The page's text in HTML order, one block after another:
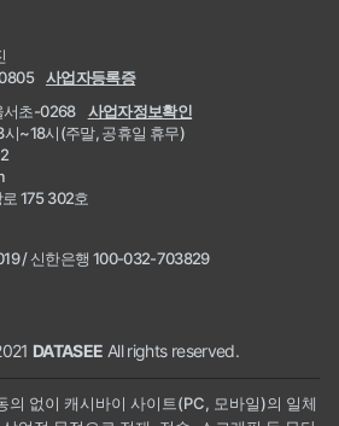
사업자등록증
서초-0268
사업자정보확인
~18시(주말, 공휴일 휴무)
175 302호
/ 신한은행 100-032-703829
DATASEE All rights reserved.
의 없이 캐시바이 사이트(PC, 모바일)의 일체